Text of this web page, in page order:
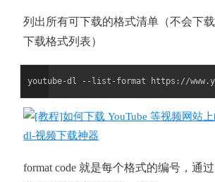
列出所有可下载的格式清单（不会下
下载格式列表）
format code 就是每个格式的编号，通